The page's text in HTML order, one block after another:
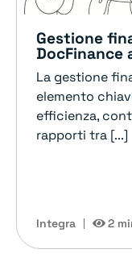
Gestione
DocFinance
La gestione
elemento
efficienza,
rapporti tra [...]
Integra 2